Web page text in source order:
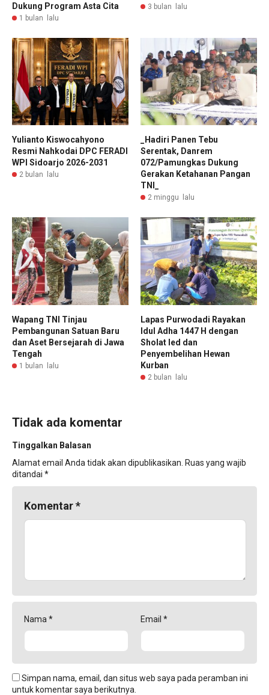
Dukung Program Asta Cita
1 bulan lalu
3 bulan lalu
Yulianto Kiswocahyono
Resmi Nahkodai DPC FERADI
WPI Sidoarjo 2026-2031
2 bulan lalu
_Hadiri Panen Tebu
Serentak, Danrem
072/Pamungkas Dukung
Gerakan Ketahanan Pangan
TNI_
2 minggu lalu
Wapang TNI Tinjau
Pembangunan Satuan Baru
dan Aset Bersejarah di Jawa
Tengah
1 bulan lalu
Lapas Purwodadi Rayakan
Idul Adha 1447 H dengan
Sholat Ied dan
Penyembelihan Hewan
Kurban
2 bulan lalu
Tidak ada komentar
Tinggalkan Balasan
Alamat email Anda tidak akan dipublikasikan. Ruas yang wajib
ditandai *
Komentar*
Nama * Email *
Simpan nama, email, dan situs web saya pada peramban ini
untuk komentar saya berikutnya.